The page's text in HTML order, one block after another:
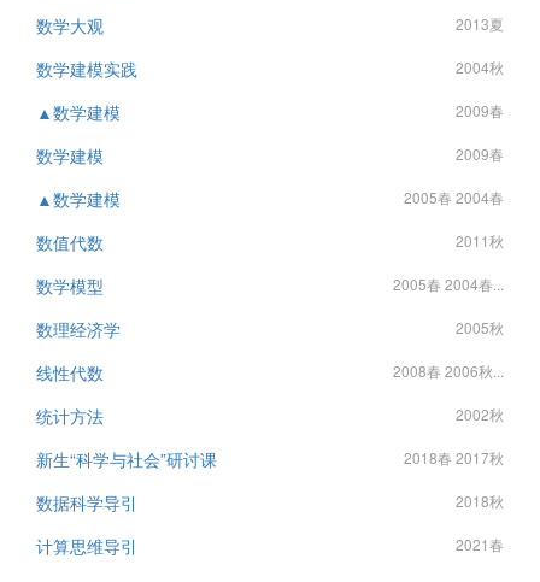
数学大观 2013夏
数学建模实践 2004秋
▲数学建模 2009春
数学建模 2009春
▲数学建模 2005春 2004春
数值代数 2011秋
数学模型 2005春 2004春...
数理经济学 2005秋
线性代数 2008春 2006秋...
统计方法 2002秋
新生“科学与社会”研讨课 2018春 2017秋
数据科学导引 2018秋
计算思维导引 2021春